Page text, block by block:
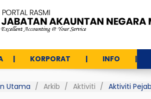
KORPORAT INFO
Utama Arkib Aktiviti Aktiviti